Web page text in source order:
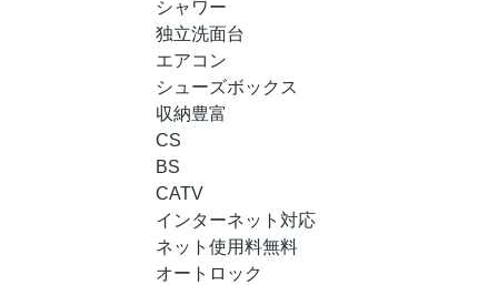
シャワー
独立洗面台
エアコン
シューズボックス
収納豊富
CS
BS
CATV
インターネット対応
ネット使用料無料
オートロック